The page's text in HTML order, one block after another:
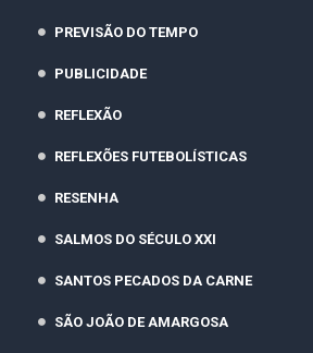
PREVISÃO DO TEMPO
PUBLICIDADE
REFLEXÃO
REFLEXÕES FUTEBOLÍSTICAS
RESENHA
SALMOS DO SÉCULO XXI
SANTOS PECADOS DA CARNE
SÃO JOÃO DE AMARGOSA